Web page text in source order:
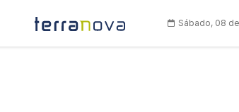
Sábado, 08